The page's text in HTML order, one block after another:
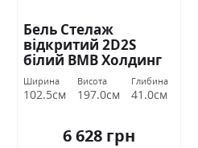
Бель Стелаж
відкритий 2D2S
білий ВМВ Холдинг
Ширина
102.5см
Висота
197.0см
Глибина
41.0см
6 628 грн